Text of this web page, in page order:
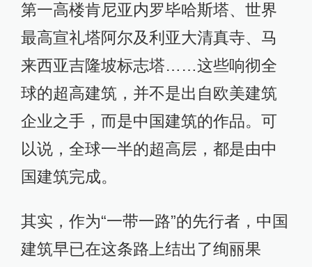
第一高楼肯尼亚内罗毕哈斯塔、世界
最高宣礼塔阿尔及利亚大清真寺、马
来西亚吉隆坡标志塔……这些响彻全
球的超高建筑，并不是出自欧美建筑
企业之手，而是中国建筑的作品。可
以说，全球一半的超高层，都是由中
国建筑完成。
其实，作为“一带一路”的先行者，中国
建筑早已在这条路上结出了绚丽果